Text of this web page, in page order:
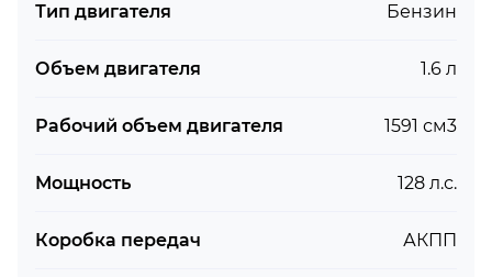
Тип двигателя Бензин
Объем двигателя 1.6 л
Рабочий объем двигателя 1591 см3
Мощность 128 л.с.
Коробка передач АКПП